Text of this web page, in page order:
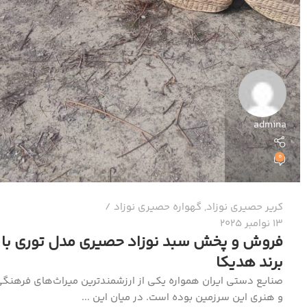
admina
0
کریر حصیری نوزاد, گهواره حصیری نوزاد
13 نوامبر 2025
فروش و پخش سبد نوزاد حصیری مدل توری با
برند هدیکا
صنایع دستی ایران همواره یکی از ارزشمندترین میراث‌های
و هنری این سرزمین بوده است. در میان این ...